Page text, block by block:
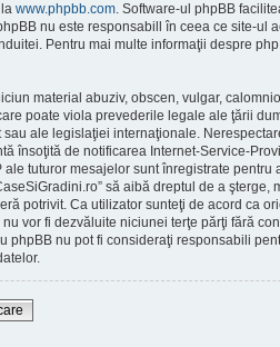
www.phpbb.com. Software-ul phpBB
nu este responsabill în ceea ce site-ul
Pentru mai multe informaţii despre
material abuziv, obscen, vulgar,
poate viola prevederile legale ale ţării
sau ale legislaţiei internaţionale.
însoţită de notificarea Internet-Service-
ale tuturor mesajelor sunt înregistrate
să aibă dreptul de a
potrivit. Ca utilizator sunteţi de acord ca
vor fi dezvăluite niciunei terţe părţi fără
phpBB nu pot fi consideraţi responsabili